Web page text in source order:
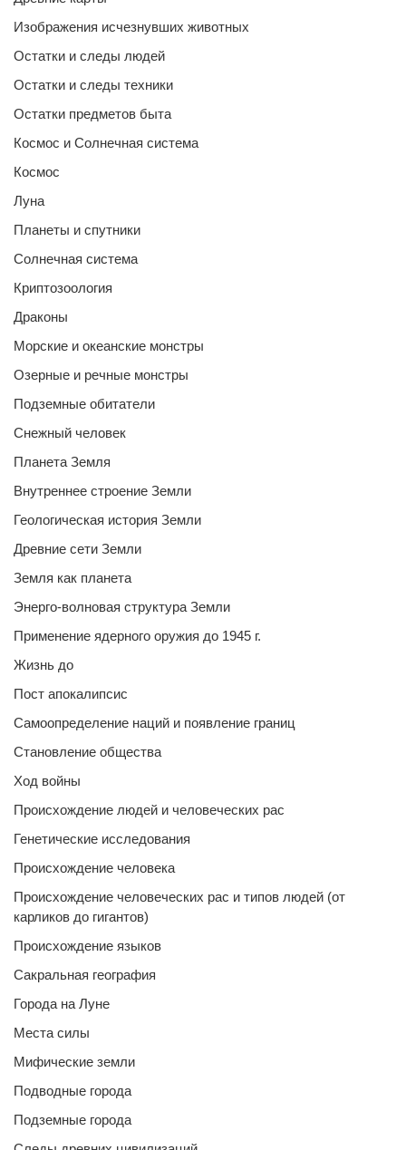
Изображения исчезнувших животных
Остатки и следы людей
Остатки и следы техники
Остатки предметов быта
Космос и Солнечная система
Космос
Луна
Планеты и спутники
Солнечная система
Криптозоология
Драконы
Морские и океанские монстры
Озерные и речные монстры
Подземные обитатели
Снежный человек
Планета Земля
Внутреннее строение Земли
Геологическая история Земли
Древние сети Земли
Земля как планета
Энерго-волновая структура Земли
Применение ядерного оружия до 1945 г.
Жизнь до
Пост апокалипсис
Самоопределение наций и появление границ
Становление общества
Ход войны
Происхождение людей и человеческих рас
Генетические исследования
Происхождение человека
Происхождение человеческих рас и типов людей (от
карликов до гигантов)
Происхождение языков
Сакральная география
Города на Луне
Места силы
Мифические земли
Подводные города
Подземные города